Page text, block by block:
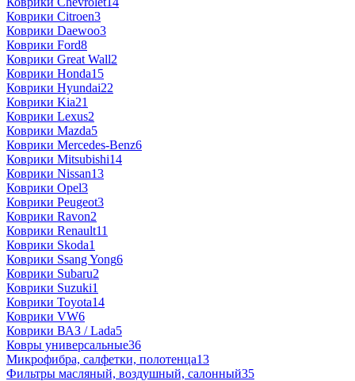
Коврики Citroen3
Коврики Daewoo3
Коврики Ford8
Коврики Great Wall2
Коврики Honda15
Коврики Hyundai22
Коврики Kia21
Коврики Lexus2
Коврики Mazda5
Коврики Mercedes-Benz6
Коврики Mitsubishi14
Коврики Nissan13
Коврики Opel3
Коврики Peugeot3
Коврики Ravon2
Коврики Renault11
Коврики Skoda1
Коврики Ssang Yong6
Коврики Subaru2
Коврики Suzuki1
Коврики Toyota14
Коврики VW6
Коврики ВАЗ / Lada5
Ковры универсальные36
Микрофибра, салфетки, полотенца13
Фильтры масляный, воздушный, салонный35